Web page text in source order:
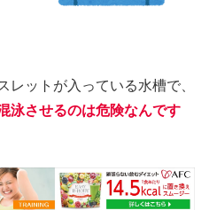
レットが入っている水槽で、
泳させるのは危険なんです